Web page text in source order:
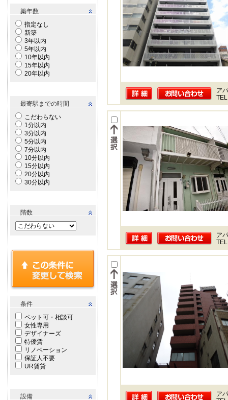
築年数
指定なし
新築
3年以内
5年以内
10年以内
15年以内
20年以内
最寄駅までの時間
こだわらない
1分以内
3分以内
5分以内
7分以内
10分以内
15分以内
20分以内
30分以内
階数
条件
ペット可・相談可
女性専用
デザイナーズ
特優賃
リノベーション
保証人不要
UR賃貸
設備
ア
ア
ア